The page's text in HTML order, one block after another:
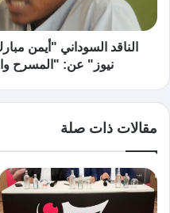
الناقد السوداني "أيمن
نيوز" عن: "المسرح
مقالات ذات صلة